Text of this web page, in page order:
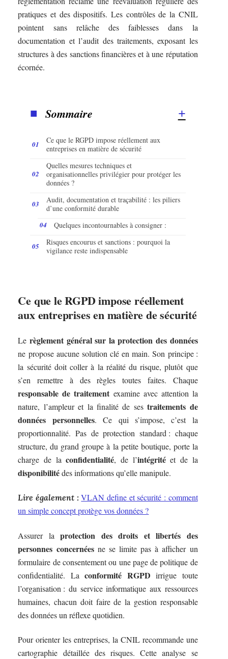
pratiques et des dispositifs. Les contrôles de la CNIL
pointent sans relâche des faiblesses dans la
documentation et l’audit des traitements, exposant les
structures à des sanctions financières et à une réputation
écornée.
Sommaire
Ce que le RGPD impose réellement aux
entreprises en matière de sécurité
Quelles mesures techniques et
organisationnelles privilégier pour protéger les
données ?
Audit, documentation et traçabilité : les piliers
d’une conformité durable
Quelques incontournables à consigner :
Risques encourus et sanctions : pourquoi la
vigilance reste indispensable
Ce que le RGPD impose réellement
aux entreprises en matière de sécurité
Le règlement général sur la protection des données
ne propose aucune solution clé en main. Son principe :
la sécurité doit coller à la réalité du risque, plutôt que
s’en remettre à des règles toutes faites. Chaque
responsable de traitement examine avec attention la
nature, l’ampleur et la finalité de sestraitements de
données personnelles. Ce qui s’impose, c’est la
proportionnalité. Pas de protection standard : chaque
structure, du grand groupe à la petite boutique, porte la
charge de laconfidentialité, de l’intégritéet de la
disponibilitédes informations qu’elle manipule.
Lire également : VLAN define et sécurité : comment
un simple concept protège vos données ?
Assurer laprotection des droits et libertés des
personnes concernéesne se limite pas à afficher un
formulaire de consentement ou une page de politique de
confidentialité. Laconformité RGPD irrigue toute
l’organisation : du service informatique aux ressources
humaines, chacun doit faire de la gestion responsable
des données un réflexe quotidien.
Pour orienter les entreprises, la CNIL recommande une
cartographie détaillée des risques. Cette analyse se